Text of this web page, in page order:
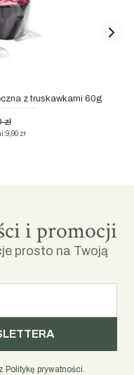
z truskawkami 60g
zł
9,90 zł
i promocji
prosto na Twoją
prywatności.